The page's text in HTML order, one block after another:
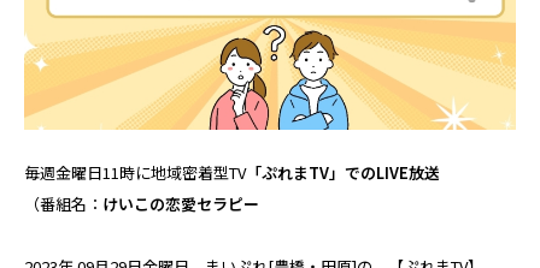
毎週金曜日11時に地域密着型TV「ぷれまTV」でのLIVE放送
（番組名： けいこの恋愛セラピー